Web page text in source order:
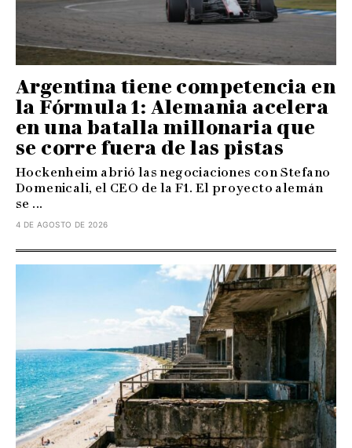
Argentina tiene competencia en
la Fórmula 1: Alemania acelera
en una batalla millonaria que
se corre fuera de las pistas
Hockenheim abrió las negociaciones con Stefano
Domenicali, el CEO de la F1. El proyecto alemán
se ...
4 DE AGOSTO DE 2026